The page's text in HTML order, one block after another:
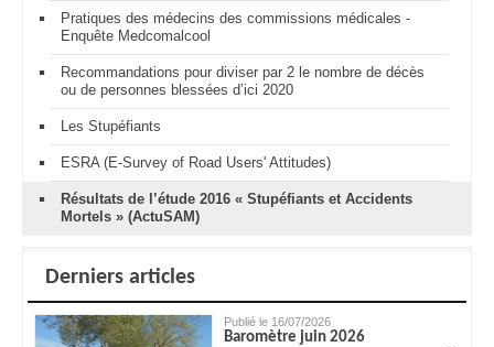
Pratiques des médecins des commissions médicales -
Enquête Medcomalcool
Recommandations pour diviser par 2 le nombre de décès
ou de personnes blessées d’ici 2020
Les Stupéfiants
ESRA (E-Survey of Road Users' Attitudes)
Résultats de l’étude 2016 « Stupéfiants et Accidents
Mortels » (ActuSAM)
Derniers articles
Publié le 16/07/2026
Baromètre juin 2026